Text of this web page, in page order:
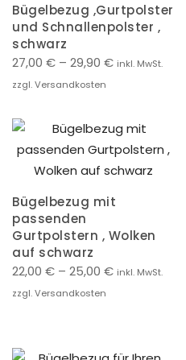
Bügelbezug ,Gurtpolster
und Schnallenpolster ,
schwarz
27,00 € – 29,90 € inkl. MwSt.
zzgl. Versandkosten
Bügelbezug mit
passenden
Gurtpolstern , Wolken
auf schwarz
22,00 € – 25,00 € inkl. MwSt.
zzgl. Versandkosten